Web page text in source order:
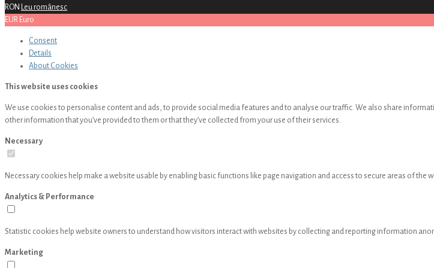
RON Leu românesc
EUR Euro
Consent
Details
About Cookies
This website uses cookies
We use cookies to personalise content and ads, to provide social media features and to analyse our traffic. We also share
other information that you’ve provided to them or that they’ve collected from your use of their services.
Necessary
Necessary cookies help make a website usable by enabling basic functions like page navigation and access to secure areas of
Analytics & Performance
Statistic cookies help website owners to understand how visitors interact with websites by collecting and reporting information
Marketing